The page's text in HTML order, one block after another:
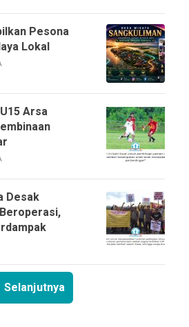
Pesona
Lokal
Arsa
Desak
Selanjutnya